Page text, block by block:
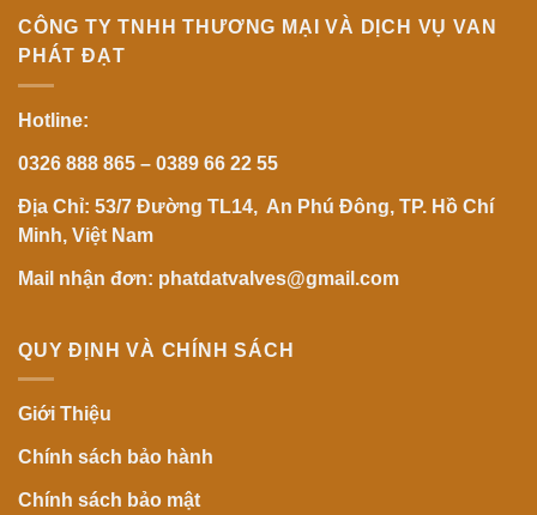
CÔNG TY TNHH THƯƠNG MẠI VÀ DỊCH VỤ VAN
PHÁT ĐẠT
Hotline:
0326 888 865 – 0389 66 22 55
Địa Chỉ: 53/7 Đường TL14, An Phú Đông, TP. Hồ Chí
Minh, Việt Nam
Mail nhận đơn: phatdatvalves@gmail.com
QUY ĐỊNH VÀ CHÍNH SÁCH
Giới Thiệu
Chính sách bảo hành
Chính sách bảo mật